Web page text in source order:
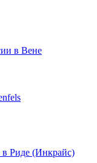
в Вене
в Риде (Инкрайс)